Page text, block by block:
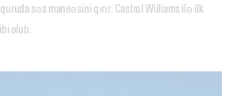
səs maneəsini qırır. Castrol Williams ilə ilk
olub.